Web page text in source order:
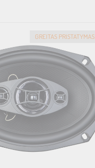
GREITAS PRISTATYMAS